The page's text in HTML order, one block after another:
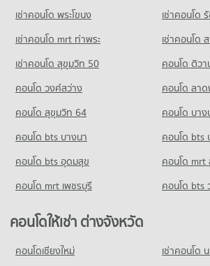
ขายคอนโด รร.สายน้ำผึ้ง
มีคอนโดขาย 19,004 ประกาศ
คอนโด รร.วิจิตรวิทยา
228 โครงการ
คอนโดให้เช่า รร.วิจิตรวิทยา
มีคอนโดให้เช่า 12,292 ประกาศ
ขายคอนโด รร.วิจิตรวิทยา
คอนโด รร.ทอสี
คอนโดให้เช่า รร.ทอสี
มีคอนโดให้เช่า 18,782 ประกาศ
ขายคอนโด รร.ทอสี
คอนโดให้เช่า บิ๊กซี ซูเปอร์เซ็นเตอร์ เอกมัย
มีคอนโดให้เช่า 28,358 ประกาศ
ขายคอนโด บิ๊กซี ซูเปอร์เซ็นเตอร์ เอกมัย
มีคอนโดขาย 10,244 ประกาศ
คอนโด บิ๊กซี เอ็กซ์ตร้า พระราม 4
1,032 โครงการ
คอนโดให้เช่า บิ๊กซี เอ็กซ์ตร้า พระราม 4
ขายคอนโด บิ๊กซี เอ็กซ์ตร้า พระราม 4
มีคอนโดขาย 24,370 ประกาศ
คอนโด บิ๊กซี เอ็กซ์ตร้า รัชดาภิเษก
837 โครงการ
คอนโดให้เช่า บิ๊กซี เอ็กซ์ตร้า รัชดาภิเษก
คอนโด ซอยทองหล่อ (สุขุมวิท 55)
304 โครงการ
คอนโดให้เช่า ซอยทองหล่อ (สุขุมวิท 55)
มีคอนโดให้เช่า 22,061 ประกาศ
ขายคอนโด ซอยทองหล่อ (สุขุมวิท 55)
คอนโด ชาญอิสสระ ทาวเวอร์ 2
คอนโดให้เช่า ชาญอิสสระ ทาวเวอร์ 2
มีคอนโดให้เช่า 7,274 ประกาศ
มีคอนโดขาย 2,759 ประกาศ
คอนโด สุขุมวิท ชั้นนอก
เช่าคอนโด พระโขนง
เช่าคอนโด
เช่าคอนโด mrt ท่าพระ
เช่าคอนโด
เช่าคอนโด สุขุมวิท 50
คอนโด ติว
คอนโด วงศ์สว่าง
คอนโด ลา
คอนโด สุขุมวิท 64
คอนโด บาง
คอนโด bts บางนา
คอนโด bts
คอนโด bts อุดมสุข
คอนโด mrt
คอนโด mrt เพชรบุรี
คอนโด bts
คอนโดให้เช่า ต่างจังหวัด
คอนโดเชียงใหม่
เช่าคอนโด